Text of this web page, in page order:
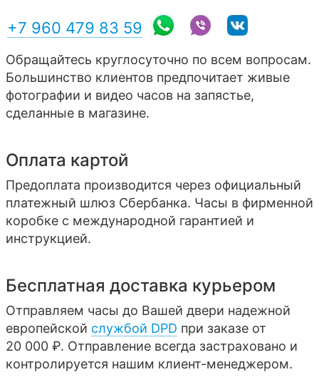
+7 960 479 83 59
Обращайтесь круглосуточно по всем вопросам.
Большинство клиентов предпочитает живые
фотографии и видео часов на запястье,
сделанные в магазине.
Оплата картой
Предоплата производится через официальный
платежный шлюз Сбербанка. Часы в фирменной
коробке с международной гарантией и
инструкцией.
Бесплатная доставка курьером
Отправляем часы до Вашей двери надежной
европейской службой DPD при заказе от
20 000 ₽. Отправление всегда застраховано и
контролируется нашим клиент-менеджером.